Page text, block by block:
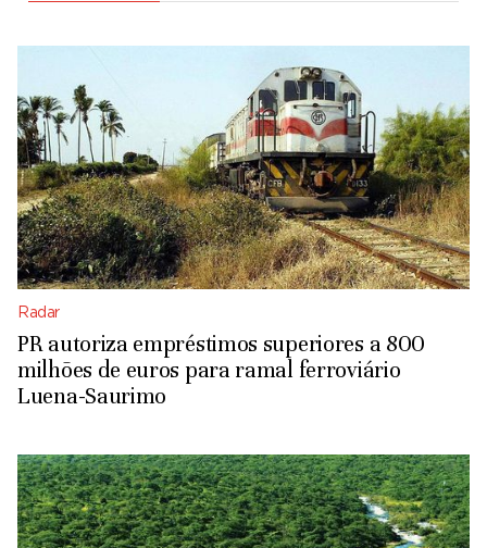
Radar
PR autoriza empréstimos superiores a 800
milhões de euros para ramal ferroviário
Luena-Saurimo